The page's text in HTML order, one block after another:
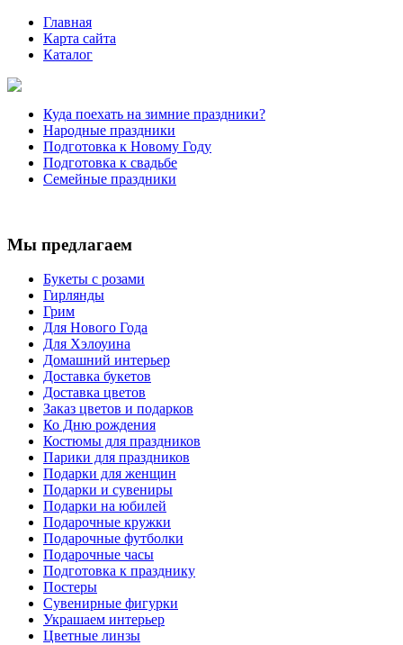
Главная
Карта сайта
Каталог
Куда поехать на зимние праздники?
Народные праздники
Подготовка к Новому Году
Подготовка к свадьбе
Семейные праздники
Мы предлагаем
Букеты с розами
Гирлянды
Грим
Для Нового Года
Для Хэлоуина
Домашний интерьер
Доставка букетов
Доставка цветов
Заказ цветов и подарков
Ко Дню рождения
Костюмы для праздников
Парики для праздников
Подарки для женщин
Подарки и сувениры
Подарки на юбилей
Подарочные кружки
Подарочные футболки
Подарочные часы
Подготовка к празднику
Постеры
Сувенирные фигурки
Украшаем интерьер
Цветные линзы